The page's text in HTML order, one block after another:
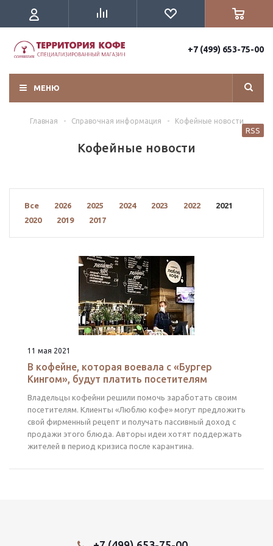
+7 (499) 653-75-00
МЕНЮ
Главная - Справочная информация - Кофейные новости
Кофейные новости
RSS
Все 2026 2025 2024 2023 2022
2021
2020
2019 2017
11 мая 2021
В кофейне, которая воевала с «Бургер
Кингом», будут платить посетителям
Владельцы кофейни решили помочь заработать своим
посетителям. Клиенты «Люблю кофе» могут предложить
свой фирменный рецепт и получать пассивный доход с
продажи этого блюда. Авторы идеи хотят поддержать
жителей в период кризиса после карантина.